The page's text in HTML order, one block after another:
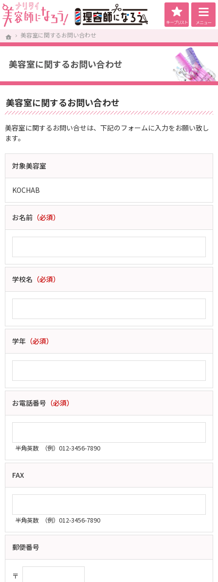
ホーム
美容室に関するお問い合わせ
美容室に関するお問い合わせ
美容師になろう！は将来美容師を目指している美容専門学生向け求人サイトです。
美容師になろう！ - 理念・教育に自信あり！社会保険完備サロンを厳選掲載！
美容室に関するお問い合わせ
美容室に関するお問い合せは、下記のフォームに入力をお願い致し
ます。
対象美容室
KOCHAB
お名前 （必須）
学校名 （必須）
学年 （必須）
お電話番号 （必須）
半角英数 （例）012-3456-7890
FAX
半角英数 （例）012-3456-7890
郵便番号
〒
ホーム
美容室に関するお問い合わせ
キープリ